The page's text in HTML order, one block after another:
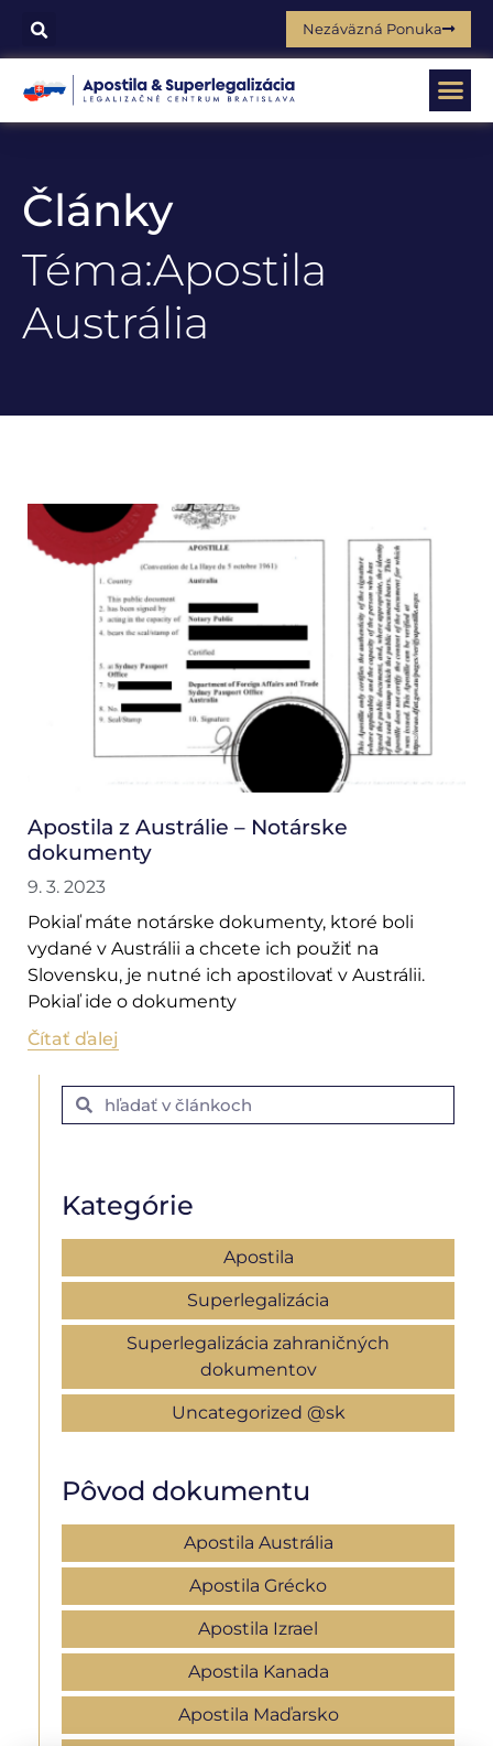
Nezáväzná Ponuka
Články
Téma:Apostila
Austrália
Apostila z Austrálie – Notárske
dokumenty
9. 3. 2023
Pokiaľ máte notárske dokumenty, ktoré boli
vydané v Austrálii a chcete ich použiť na
Slovensku, je nutné ich apostilovať v Austrálii.
Pokiaľ ide o dokumenty
Čítať ďalej
Kategórie
Apostila
Superlegalizácia
Superlegalizácia zahraničných
dokumentov
Uncategorized @sk
Pôvod dokumentu
Apostila Austrália
Apostila Grécko
Apostila Izrael
Apostila Kanada
Apostila Maďarsko